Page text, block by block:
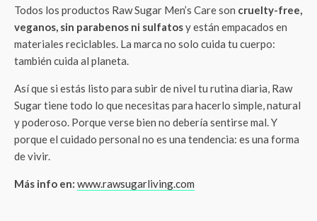
Todos los productos Raw Sugar Men’s Care son cruelty-free,
veganos, sin parabenos ni sulfatosy están empacados en
materiales reciclables. La marca no solo cuida tu cuerpo:
también cuida al planeta.
Así que si estás listo para subir de nivel tu rutina diaria, Raw
Sugar tiene todo lo que necesitas para hacerlo simple, natural
y poderoso. Porque verse bien no debería sentirse mal. Y
porque el cuidado personal no es una tendencia: es una forma
de vivir.
Más info en: www.rawsugarliving.com